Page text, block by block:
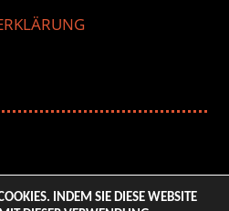
INDEM SIE DIESE WEBSITE